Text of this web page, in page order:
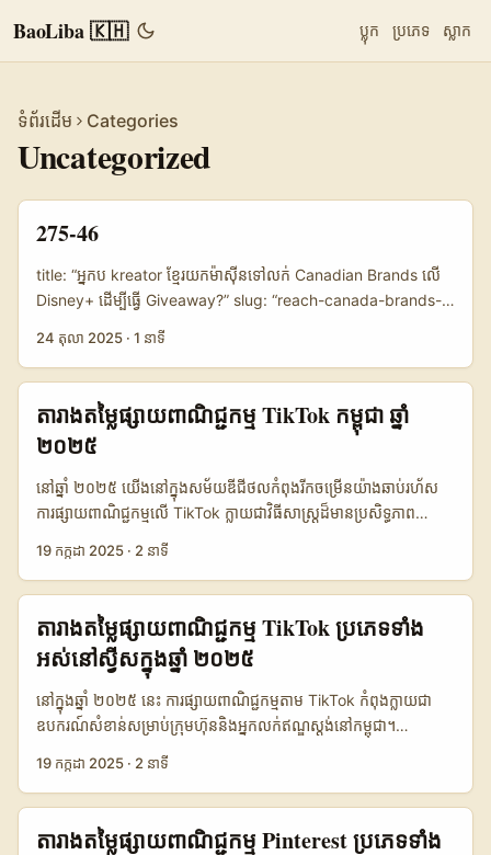
BaoLiba 🇰🇭 ប្លុក ប្រភេទ ស្លាក
ទំព័រដើម Categories
Uncategorized
275-46
title: “អ្នកប kreator ខ្មែរយកម៉ាស៊ីនទៅលក់ Canadian Brands លើ
Disney+ ដើម្បីធ្វើ Giveaway?” slug: “reach-canada-brands-
Need to re-send full document.
24 តុលា 2025 · 1 នាទី
តារាងតម្លៃផ្សាយពាណិជ្ជកម្ម TikTok កម្ពុជា ឆ្នាំ
២០២៥
នៅឆ្នាំ ២០២៥ យើងនៅក្នុងសម័យឌីជីថលកំពុងរីកចម្រើនយ៉ាងឆាប់រហ័ស
ការផ្សាយពាណិជ្ជកម្មលើ TikTok ក្លាយជាវិធីសាស្ត្រដ៏មានប្រសិទ្ធភាព
នៅកម្ពុជា ត្រូវយល់ដឹងអំពីតម្លៃផ្សាយពាណិជ្ជកម្ម TikTok នៅប៉ាគីស្ថាន
សុវត្ថិភាព និងប្រសិទ្ធភាពបំផុត។ នៅថ្ងៃទី ១៨ កក្កដា ២០២៥ នេះ យើងនឹង
ពិភាក្សាអំពីតម្លៃផ្សាយពាណិជ្ជកម្ម TikTok និងវិធីសាស្ត្រសម្រាប់ការប្រើ
ប្រាស់ TikTok ក្នុងទីផ្សារកម្ពុជា ដោយយកឧទាហរណ៍ពីទីផ្សារប៉ាគីស្ថានជា
គំរូជាក់ស្តែង។ 📢 តម្លៃផ្សាយពាណិជ្ជកម្ម TikTok នៅប៉ាគីស្ថានឆ្នាំ ២០២៥
តម្លៃផ្សាយពាណិជ្ជកម្ម TikTok នៅប៉ាគីស្ថានមានការបែងចែកជាច្រើនប្រភេទ
ដូចជា៖ ផ្សាយវីដេអូឆាប់ៗ (Short Video Ads)៖ តម្លៃចាប់ពី ៣០០ ដុល្លារ
អាមេរិក ដល់ ១២០០ ដុល្លារដោយផ្អែកលើចំនួនទស្សនា និងគោលដៅភាគី។
ផ្សាយតាមមានឥទ្ធិពល (Influencer Marketing)៖ តម្លៃផ្សាយនៅលើ
៥០០០ ដុល្លារសម្រាប់ការផ្សាយមួយលើប៉ុន្មានប៉ុស្តិ៍។ ផ្សាយតាមប្រភេទ
19 កក្កដា 2025 · 2 នាទី
តារាងតម្លៃផ្សាយពាណិជ្ជកម្ម TikTok ប្រភេទទាំង
អស់នៅស្វីសក្នុងឆ្នាំ ២០២៥
នៅក្នុងឆ្នាំ ២០២៥ នេះ ការផ្សាយពាណិជ្ជកម្មតាម TikTok កំពុងក្លាយជា
ឧបករណ៍សំខាន់សម្រាប់ក្រុមហ៊ុននិងអ្នកលក់ឥណ្ឌស្តង់នៅកម្ពុជា។
ក្មេងៗ និងទំនាក់ទំនងខ្លាំងជាមួយបណ្ដាញសង្គមផ្សេងៗ ការវិនិយោគក្នុង
មូលហេតុដែលយើងត្រូវដឹងពី 2025 ad rates សម្រាប់ TikTok នៅ
Switzerland ដើម្បីមានគំនិតច្បាស់លាស់សម្រាប់ media buying ក្រៅ
19 កក្កដា 2025 · 2 នាទី
តារាងតម្លៃផ្សាយពាណិជ្ជកម្ម Pinterest ប្រភេទទាំង